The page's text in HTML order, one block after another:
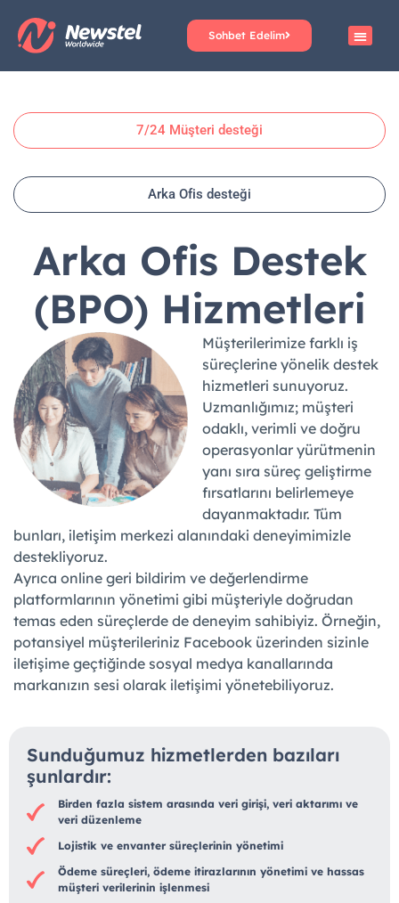
Sohbet Edelim
7/24 Müşteri desteği
Arka Ofis desteği
Arka Ofis Destek
(BPO) Hizmetleri
Müşterilerimize farklı iş
süreçlerine yönelik destek
hizmetleri sunuyoruz.
Uzmanlığımız; müşteri
odaklı, verimli ve doğru
operasyonlar yürütmenin
yanı sıra süreç geliştirme
fırsatlarını belirlemeye
dayanmaktadır. Tüm
bunları, iletişim merkezi alanındaki deneyimimizle
destekliyoruz.
Ayrıca online geri bildirim ve değerlendirme
platformlarının yönetimi gibi müşteriyle doğrudan
temas eden süreçlerde de deneyim sahibiyiz. Örneğin,
potansiyel müşterileriniz Facebook üzerinden sizinle
iletişime geçtiğinde sosyal medya kanallarında
markanızın sesi olarak iletişimi yönetebiliyoruz.
Sunduğumuz hizmetlerden bazıları
şunlardır:
Birden fazla sistem arasında veri girişi, veri aktarımı ve
veri düzenleme
Lojistik ve envanter süreçlerinin yönetimi
Ödeme süreçleri, ödeme itirazlarının yönetimi ve hassas
müşteri verilerinin işlenmesi